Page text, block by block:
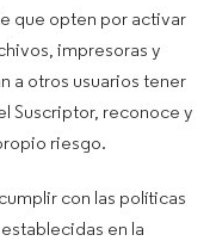
que opten por activar
impresoras y
a otros usuarios tener
Suscriptor, reconoce y
riesgo.
con las políticas
en la